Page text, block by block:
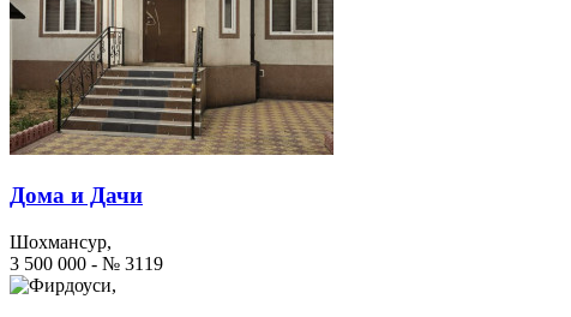
Дома и Дачи
Шохмансур,
3 500 000 - № 3119